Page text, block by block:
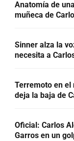
Anatomía de
muñeca de
Sinner alza la
necesita a
Terremoto en el
deja la baja de
Oficial: Carlos
Garros en un